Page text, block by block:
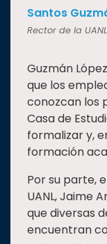
Santos
Rector de la UANL
Guzmán
que los
conozcan los
Casa de
formalizar y,
formación
Por su parte,
UANL, Jaime
que diversas
encuentran